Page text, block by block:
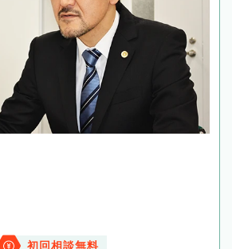
初回相談無料